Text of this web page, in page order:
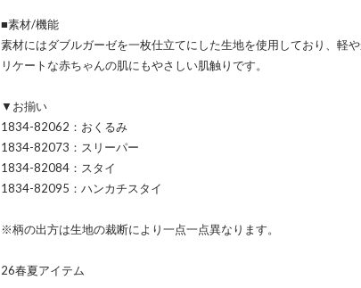
■素材/機能
素材にはダブルガーゼを一枚仕立てにした生地を使用しており、軽
リケートな赤ちゃんの肌にもやさしい肌触りです。
▼お揃い
1834-82062：おくるみ
1834-82073：スリーパー
1834-82084：スタイ
1834-82095：ハンカチスタイ
※柄の出方は生地の裁断により一点一点異なります。
26春夏アイテム